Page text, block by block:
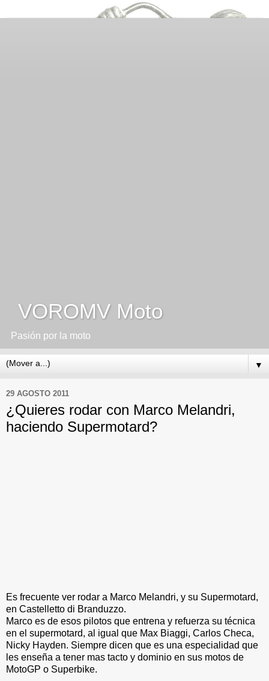
VOROMV Moto
Pasión por la moto
▼
29 AGOSTO 2011
¿Quieres rodar con Marco Melandri,
haciendo Supermotard?
Es frecuente ver rodar a Marco Melandri, y su Supermotard,
en Castelletto di Branduzzo.
Marco es de esos pilotos que entrena y refuerza su técnica
en el supermotard, al igual que Max Biaggi, Carlos Checa,
Nicky Hayden. Siempre dicen que es una especialidad que
les enseña a tener mas tacto y dominio en sus motos de
MotoGP o Superbike.